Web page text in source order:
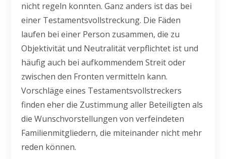
nicht regeln konnten. Ganz anders ist das bei
einer Testamentsvollstreckung. Die Fäden
laufen bei einer Person zusammen, die zu
Objektivität und Neutralität verpflichtet ist und
häufig auch bei aufkommendem Streit oder
zwischen den Fronten vermitteln kann.
Vorschläge eines Testamentsvollstreckers
finden eher die Zustimmung aller Beteiligten als
die Wunschvorstellungen von verfeindeten
Familienmitgliedern, die miteinander nicht mehr
reden können.